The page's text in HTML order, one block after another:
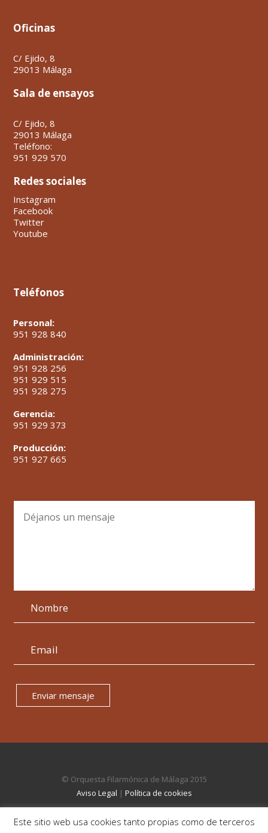
Oficinas
C/ Ejido, 8
29013 Málaga
Sala de ensayos
C/ Ejido, 8
29013 Málaga
Teléfono:
951 929 570
Redes sociales
Instagram
Facebook
Twitter
Youtube
Teléfonos
Personal:
951 928 840
Administración:
951 928 256
951 929 515
951 928 275
Gerencia:
951 929 373
Producción:
951 927 665
Enviar mensaje
© Orquesta Filarmónica de Málaga 2015
Aviso Legal | Política de cookies
Este sitio web usa cookies tanto propias como de terceros